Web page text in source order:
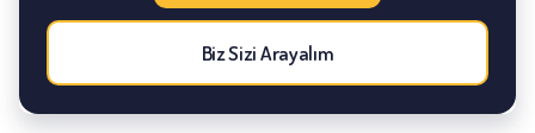
Biz Sizi Arayalım